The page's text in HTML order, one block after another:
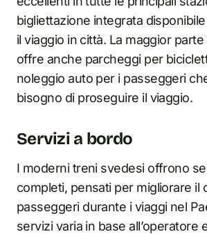
bigliettazione integrata
il viaggio in città. La maggior
offre anche parcheggi per
noleggio auto per i passeggeri
bisogno di proseguire il viaggio.
Servizi a bordo
I moderni treni svedesi offrono
completi, pensati per migliorare il
passeggeri durante i viaggi nel
servizi varia in base all’operatore